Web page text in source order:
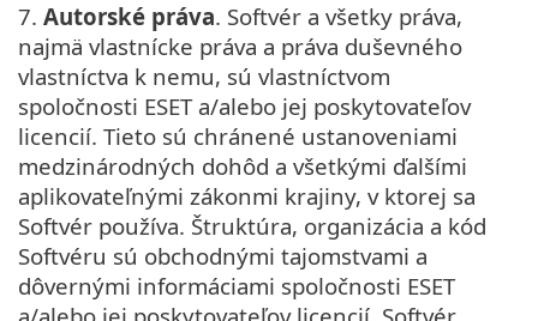
7. Autorské práva. Softvér a všetky práva,
najmä vlastnícke práva a práva duševného
vlastníctva k nemu, sú vlastníctvom
spoločnosti ESET a/alebo jej poskytovateľov
licencií. Tieto sú chránené ustanoveniami
medzinárodných dohôd a všetkými ďalšími
aplikovateľnými zákonmi krajiny, v ktorej sa
Softvér používa. Štruktúra, organizácia a kód
Softvéru sú obchodnými tajomstvami a
dôvernými informáciami spoločnosti ESET